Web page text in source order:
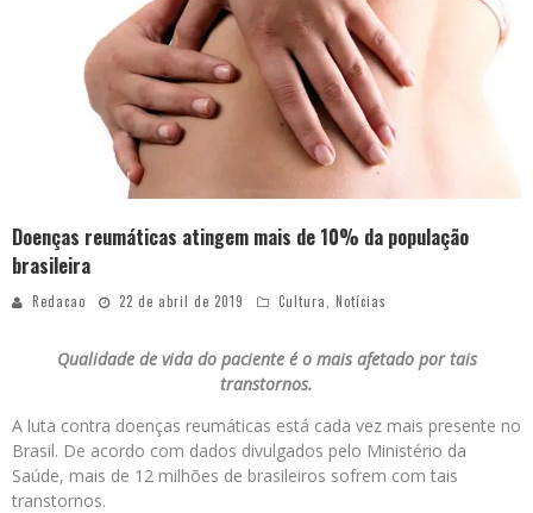
Doenças reumáticas atingem mais de 10% da população
brasileira
Redacao 22 de abril de 2019 Cultura Notícias
Qualidade de vida do paciente é o mais afetado por tais
transtornos.
A luta contra doenças reumáticas está cada vez mais presente no
Brasil. De acordo com dados divulgados pelo Ministério da
Saúde, mais de 12 milhões de brasileiros sofrem com tais
transtornos.